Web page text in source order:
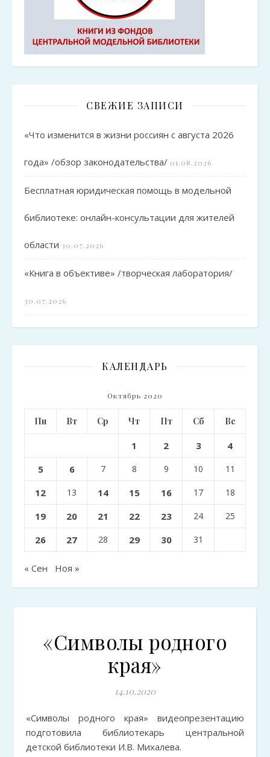
СВЕЖИЕ ЗАПИСИ
«Что изменится в жизни россиян с августа 2026
года» /обзор законодательства/ 01.08.2026
Бесплатная юридическая помощь в модельной
библиотеке: онлайн-консультации для жителей
области 30.07.2026
«Книга в объективе» /творческая лаборатория/
30.07.2026
КАЛЕНДАРЬ
Октябрь 2020
Пн Вт Ср Чт Пт Сб Вс
1 2 3
4
5
6 7 8 9 10 11
12 13 14 15 16 17 18
19 20 21 22 23 24 25
26 27 28 29 30 31
« Сен Ноя »
«Символы родного
края»
14.10.2020
«Символы родного края» видеопрезентацию
подготовила библиотекарь центральной
детской библиотеки И.В. Михалева.